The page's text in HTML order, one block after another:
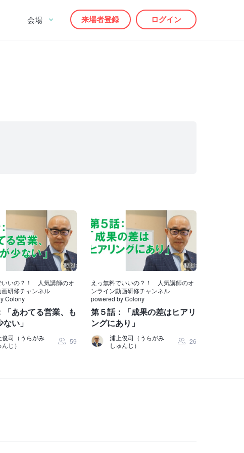
会場 来場者登録 ログイン
いいの？！ 人気講師のオ
画研修チャンネル
Colony
「あわてる営業、も
い」
俊司（うらがみ
じ）
59
えっ無料でいいの？！ 人気講師のオ
ンライン動画研修チャンネル
powered by Colony
第５話：「成果の差はヒアリ
ングにあり」
浦上俊司（うらがみ
しゅんじ）
26